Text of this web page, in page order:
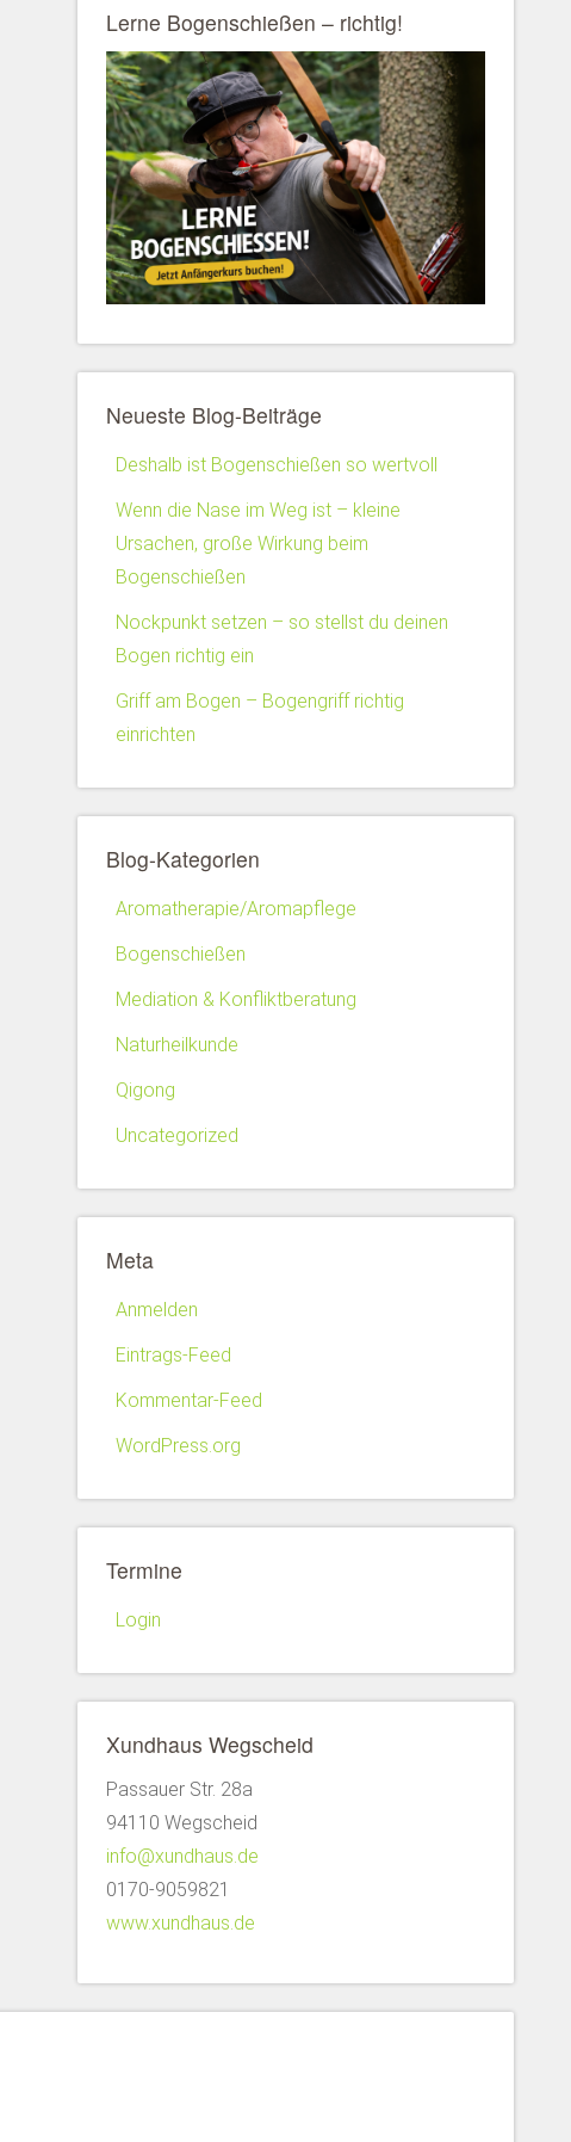
Lerne Bogenschießen – richtig!
Neueste Blog-Beiträge
Deshalb ist Bogenschießen so wertvoll
Wenn die Nase im Weg ist – kleine
Ursachen, große Wirkung beim
Bogenschießen
Nockpunkt setzen – so stellst du deinen
Bogen richtig ein
Griff am Bogen – Bogengriff richtig
einrichten
Blog-Kategorien
Aromatherapie/Aromapflege
Bogenschießen
Mediation & Konfliktberatung
Naturheilkunde
Qigong
Uncategorized
Meta
Anmelden
Eintrags-Feed
Kommentar-Feed
WordPress.org
Termine
Login
Xundhaus Wegscheid
Passauer Str. 28a
94110 Wegscheid
info@xundhaus.de
0170-9059821
www.xundhaus.de